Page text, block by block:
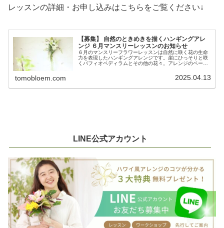
レッスンの詳細・お申し込みはこちらをご覧ください↓
【募集】 自然のときめきを描くハンギングアレ
ンジ ６月マンスリーレッスンのお知らせ
６月のマンスリーフラワーレッスンは自然に咲く花の生命
力を表現したハンギングアレンジです。崖にひっそりと咲
くパフィオペディラムとその他の花々。アレンジのベース
ん。素敵なハンギングアレンジ作ってみませんか？
tomobloem.com 2025.04.13
LINE公式アカウント